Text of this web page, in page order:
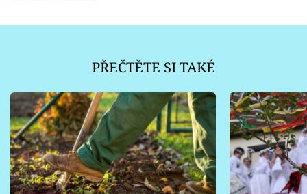
PŘEČTĚTE SI TAKÉ